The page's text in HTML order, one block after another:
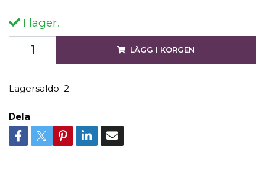
I lager.
LÄGG I KORGEN
Lagersaldo: 2
Dela